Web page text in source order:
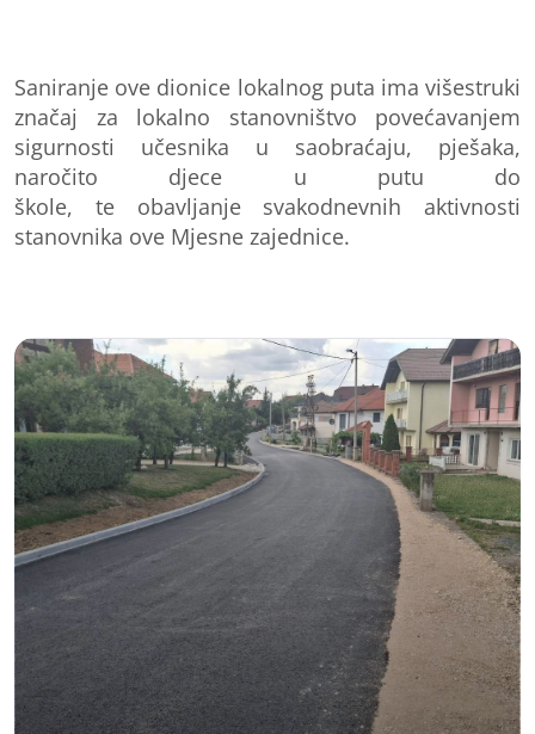
Saniranje ove dionice lokalnog puta ima višestruki
značaj za lokalno stanovništvo povećavanjem
sigurnosti učesnika u saobraćaju, pješaka,
naročito djece u putu do
škole, te obavljanje svakodnevnih aktivnosti
stanovnika ove Mjesne zajednice.